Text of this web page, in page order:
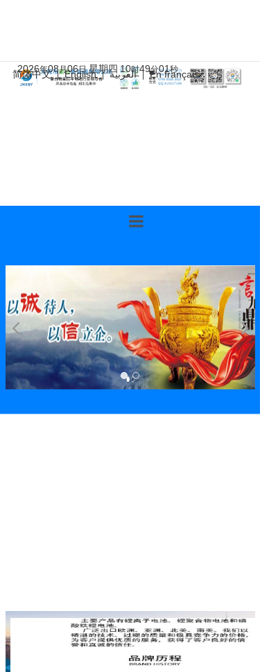
2026年08月06日星期四 10时49分02秒
简体中文 | English | العربية | En français
关于聚和
产品中心
新闻资讯
加入我们